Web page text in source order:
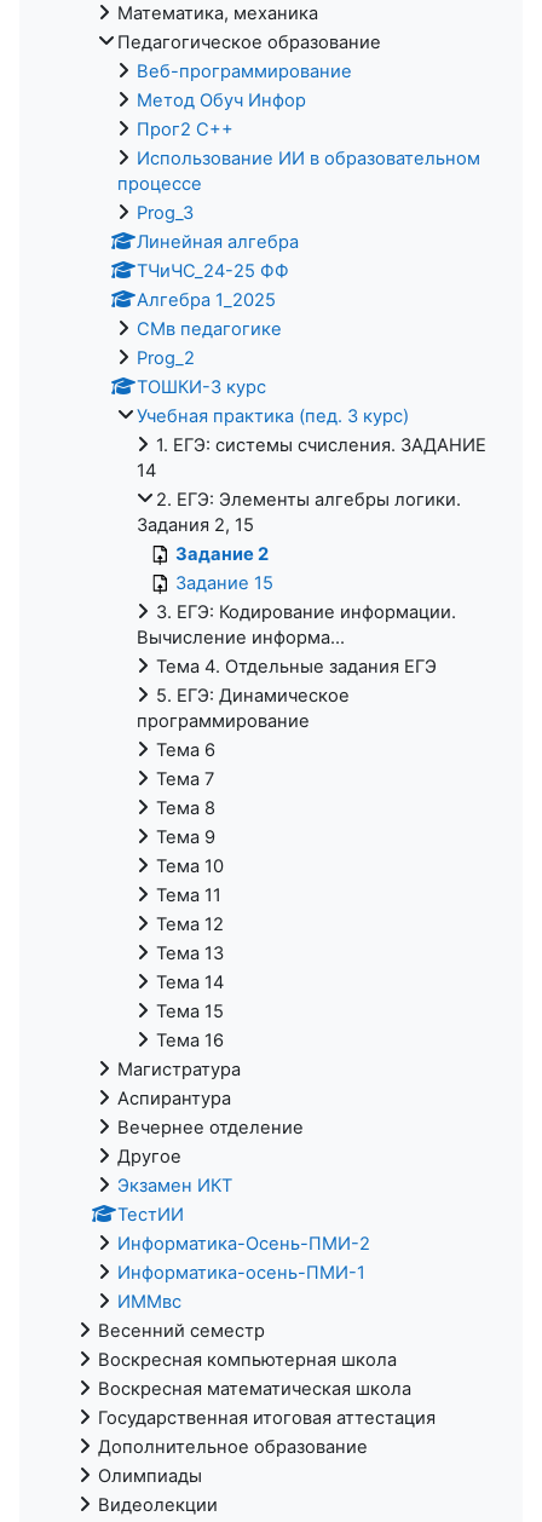
Математика, механика
Педагогическое образование
Веб-программирование
Метод Обуч Инфор
Прог2 С++
Использование ИИ в образовательном
процессе
Prog_3
Линейная алгебра
ТЧиЧС_24-25 ФФ
Алгебра 1_2025
СМв педагогике
Prog_2
ТОШКИ-3 курс
Учебная практика (пед. 3 курс)
1. ЕГЭ: системы счисления. ЗАДАНИЕ
14
2. ЕГЭ: Элементы алгебры логики.
Задания 2, 15
Задание 2
Задание 15
3. ЕГЭ: Кодирование информации.
Вычисление информа...
Тема 4. Отдельные задания ЕГЭ
5. ЕГЭ: Динамическое
программирование
Тема 6
Тема 7
Тема 8
Тема 9
Тема 10
Тема 11
Тема 12
Тема 13
Тема 14
Тема 15
Тема 16
Магистратура
Аспирантура
Вечернее отделение
Другое
Экзамен ИКТ
ТестИИ
Информатика-Осень-ПМИ-2
Информатика-осень-ПМИ-1
ИММвс
Весенний семестр
Воскресная компьютерная школа
Воскресная математическая школа
Государственная итоговая аттестация
Дополнительное образование
Олимпиады
Видеолекции